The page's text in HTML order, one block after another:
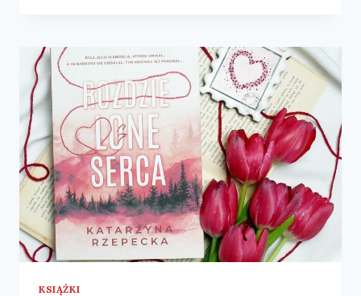
GRAWERSKIEJ”
–
RECENZJA
KSIĄŻKI